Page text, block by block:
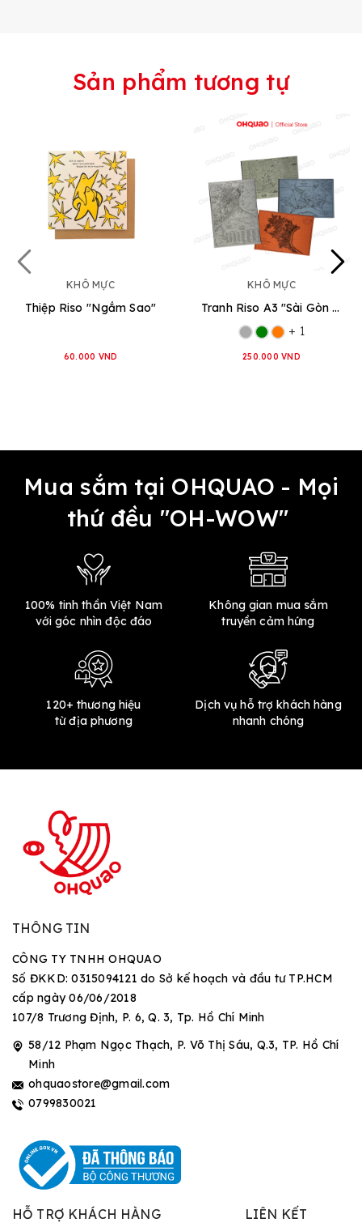
Sản phẩm tương tự
KHÔ MỰC
Thiệp Riso "Ngắm Sao"
60.000 VND
KHÔ MỰC
Tranh Riso A3 "Sài Gòn Map"
+ 1
250.000 VND
Mua sắm tại OHQUAO - Mọi
thứ đều "OH-WOW"
100% tinh thần Việt Nam
với góc nhìn độc đáo
Không gian mua sắm
truyền cảm hứng
120+ thương hiệu
từ địa phương
Dịch vụ hỗ trợ khách hàng
nhanh chóng
THÔNG TIN
CÔNG TY TNHH OHQUAO
Số ĐKKD: 0315094121 do Sở kế hoạch và đầu tư TP.HCM
cấp ngày 06/06/2018
107/8 Trương Định, P. 6, Q. 3, Tp. Hồ Chí Minh
58/12 Phạm Ngọc Thạch, P. Võ Thị Sáu, Q.3, TP. Hồ Chí
Minh
ohquaostore@gmail.com
0799830021
HỖ TRỢ KHÁCH HÀNG LIÊN KẾT